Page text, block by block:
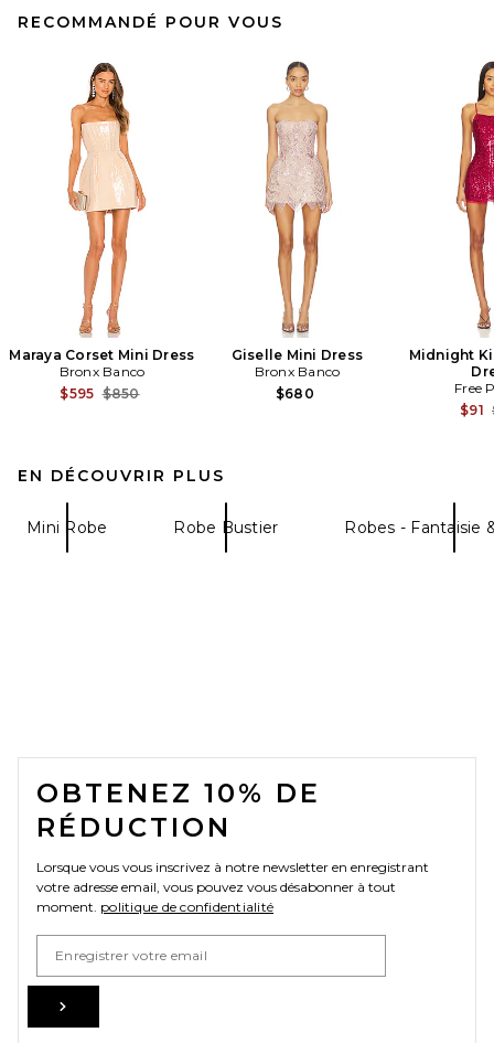
RECOMMANDÉ POUR VOUS
Maraya Corset Mini Dress
Bronx Banco
$595 Previous price:
$850
Giselle Mini Dress
Bronx Banco
$680
Midnight
Free
$91
EN DÉCOUVRIR PLUS
Mini Robe Robe Bustier Robes - Fantaisie
FOOTER
OBTENEZ 10% DE
RÉDUCTION
Lorsque vous vous inscrivez à notre newsletter en enregistrant
votre adresse email, vous pouvez vous désabonner à tout
moment. politique de confidentialité